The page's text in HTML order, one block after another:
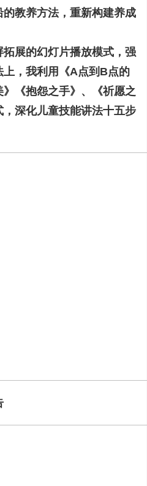
教养方法，重新构建养成
展的幻灯片播放模式，强
，我利用《A点到B点的
《抱怨之手》、《祈愿之
深化儿童技能讲法十五步